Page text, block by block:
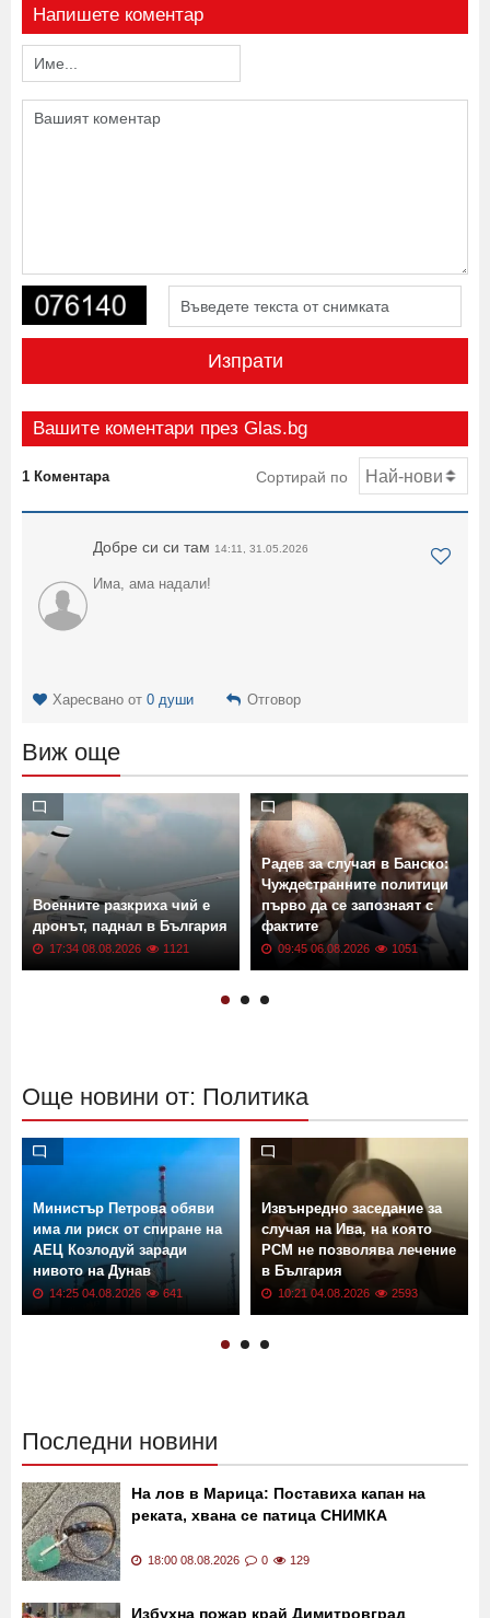
Напишете коментар
Изпрати
Вашите коментари през Glas.bg
1 Коментара Сортирай по
Добре си си там 14:11, 31.05.2026
Има, ама надали!
Харесвано от 0 души Отговор
Виж още
Военните разкриха чий е
дронът, паднал в България
17:34 08.08.2026 1121
Радев за случая в Банско:
Чуждестранните политици
първо да се запознаят с
фактите
09:45 06.08.2026 1051
Още новини от: Политика
Министър Петрова обяви
има ли риск от спиране на
АЕЦ Козлодуй заради
нивото на Дунав
14:25 04.08.2026 641
Извънредно заседание за
случая на Ива, на която
РСМ не позволява лечение
в България
10:21 04.08.2026 2593
Последни новини
На лов в Марица: Поставиха капан на
реката, хвана се патица СНИМКА
18:00 08.08.2026 0 129
Избухна пожар край Димитровград